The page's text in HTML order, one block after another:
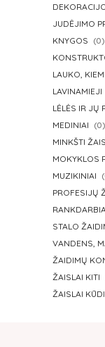
JUDĖJIMO
KNYGOS (0)
LAUKO,
LAVINAMIEJI
LĖLĖS IR JŲ
MEDINIAI (0)
MINKŠTI
MOKYKLOS
MUZIKINIAI
PROFESIJŲ
STALO
VANDENS,
ŽAIDIMŲ
ŽAISLAI KITI
ŽAISLAI